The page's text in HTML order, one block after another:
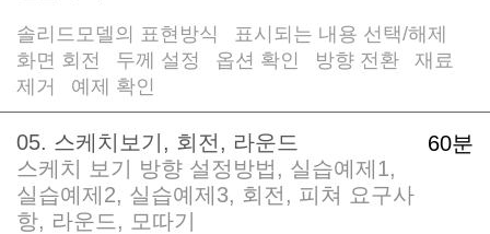
솔리드모델의 표현방식 표시되는 내용 선택/해제
화면 회전 두께 설정 옵션 확인 방향 전환
재료
제거
예제 확인
60분
05. 스케치보기, 회전, 라운드
스케치 보기 방향 설정방법, 실습예제1,
실습예제2, 실습예제3, 회전, 피쳐 요구사
항, 라운드, 모따기